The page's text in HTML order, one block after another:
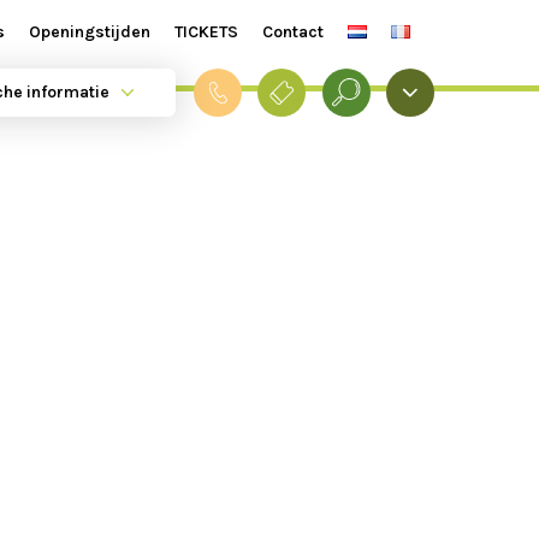
informatie
Openingstijden TICKETS Contact
sites/naturaparc.be/wp-